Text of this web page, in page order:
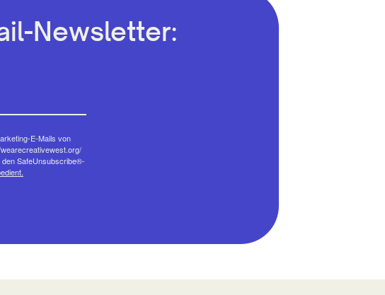
Newsletter:
E-Mails von
den SafeUnsubscribe®-